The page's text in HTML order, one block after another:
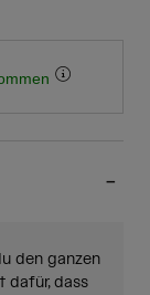
den ganzen
dafür, dass